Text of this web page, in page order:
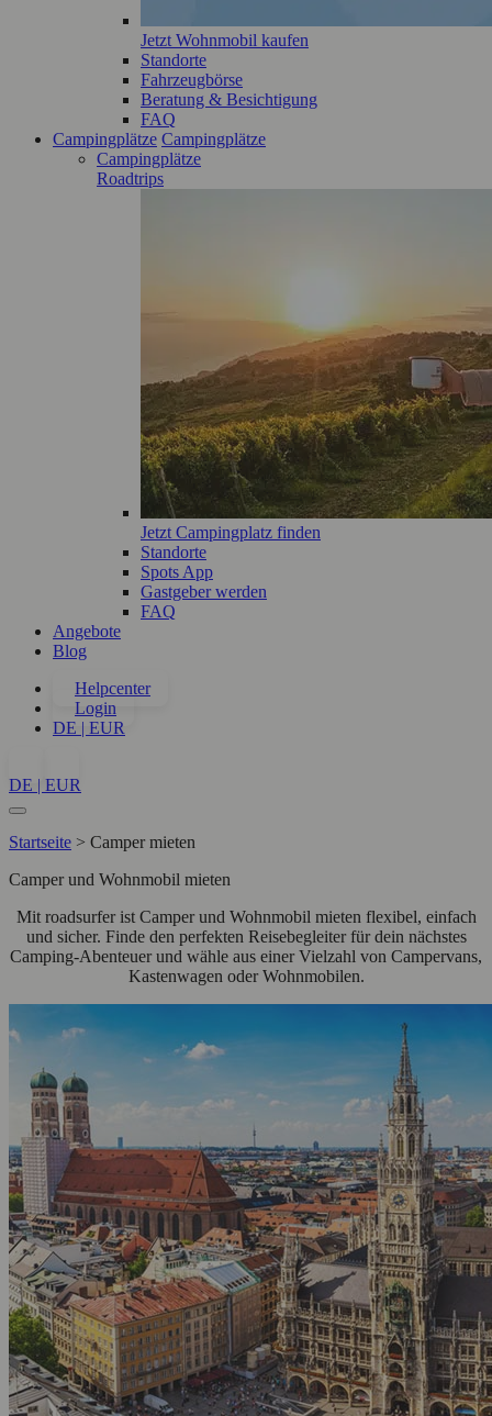
Jetzt Wohnmobil kaufen
Standorte
Fahrzeugbörse
Beratung & Besichtigung
FAQ
Campingplätze Campingplätze
Campingplätze
Roadtrips
Jetzt Campingplatz finden
Standorte
Spots App
Gastgeber werden
FAQ
Angebote
Blog
Helpcenter
Login
DE | EUR
DE | EUR
Startseite > Camper mieten
Camper und Wohnmobil mieten
Mit roadsurfer ist Camper und Wohnmobil mieten flexibel, einfach
und sicher. Finde den perfekten Reisebegleiter für dein nächstes
Camping-Abenteuer und wähle aus einer Vielzahl von Campervans,
Kastenwagen oder Wohnmobilen.